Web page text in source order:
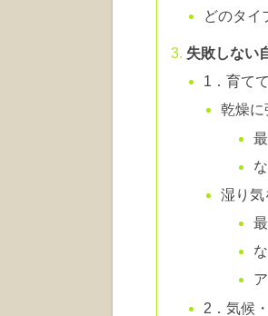
どのタイ
失敗しない
1．育て
乾燥に
湿り気
2．気候